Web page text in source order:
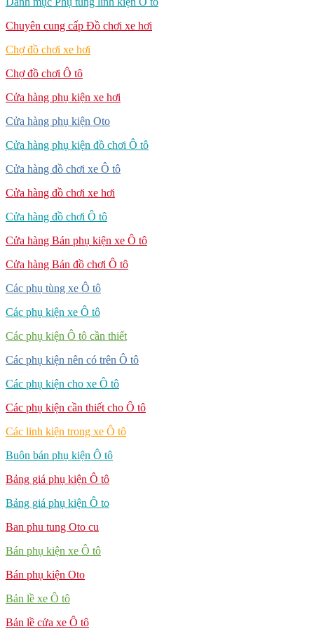
Chuyên cung cấp Đồ chơi xe hơi
Chợ đồ chơi xe hơi
Chợ đồ chơi Ô tô
Cửa hàng phụ kiện xe hơi
Cửa hàng phụ kiện Oto
Cửa hàng phụ kiện đồ chơi Ô tô
Cửa hàng đồ chơi xe Ô tô
Cửa hàng đồ chơi xe hơi
Cửa hàng đồ chơi Ô tô
Cửa hàng Bán phụ kiện xe Ô tô
Cửa hàng Bán đồ chơi Ô tô
Các phụ tùng xe Ô tô
Các phụ kiện xe Ô tô
Các phụ kiện Ô tô cần thiết
Các phụ kiện nên có trên Ô tô
Các phụ kiện cho xe Ô tô
Các phụ kiện cần thiết cho Ô tô
Các linh kiện trong xe Ô tô
Buôn bán phụ kiện Ô tô
Bảng giá phụ kiện Ô tô
Bảng giá phụ kiện Ô to
Ban phu tung Oto cu
Bán phụ kiện xe Ô tô
Bán phụ kiện Oto
Bản lề xe Ô tô
Bản lề cửa xe Ô tô